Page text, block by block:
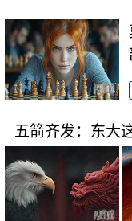
五箭齐发：东大